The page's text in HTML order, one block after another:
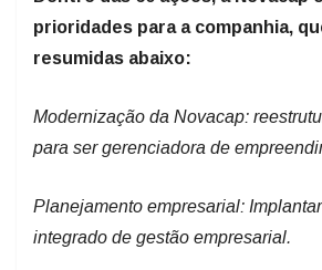
prioridades para a companhia,
resumidas abaixo:
Modernização da Novacap:
para ser gerenciadora de
Planejamento empresarial:
integrado de gestão empresarial.